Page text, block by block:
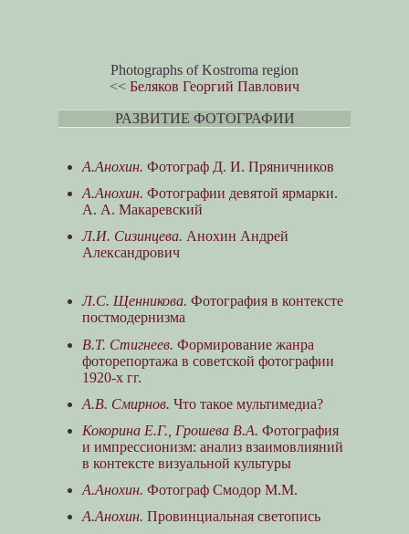
Photographs of Kostroma region
<< Беляков Георгий Павлович
РАЗВИТИЕ ФОТОГРАФИИ
А.Анохин. Фотограф Д. И. Пряничников
А.Анохин. Фотографии девятой ярмарки.
А. А. Макаревский
Л.И. Сизинцева. Анохин Андрей
Александрович
Л.С. Щенникова. Фотография в контексте
постмодернизма
В.Т. Стигнеев. Формирование жанра
фоторепортажа в советской фотографии
1920-х гг.
А.В. Смирнов. Что такое мультимедиа?
Кокорина Е.Г., Грошева В.А. Фотография
и импрессионизм: анализ взаимовлияний
в контексте визуальной культуры
А.Анохин. Фотограф Смодор М.М.
А.Анохин. Провинциальная светопись